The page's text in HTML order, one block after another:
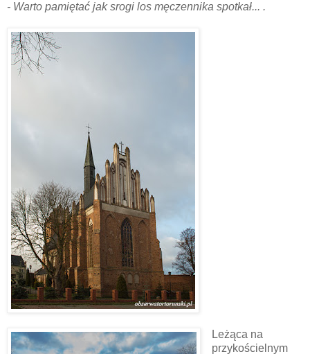
- Warto pamiętać jak srogi los męczennika spotkał... .
Leżąca na
przykościelnym